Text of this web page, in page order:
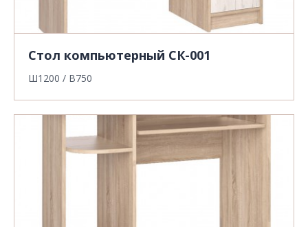
Стол компьютерный СК-001
Ш1200 / В750